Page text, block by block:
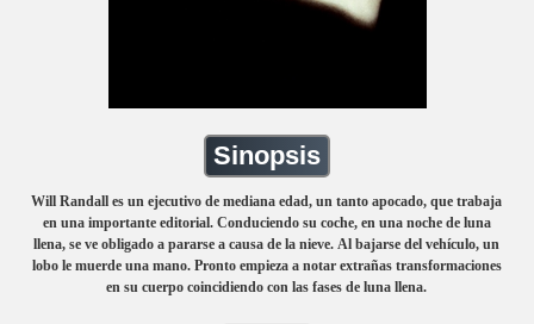
Sinopsis
Will Randall es un ejecutivo de mediana edad, un tanto apocado, que trabaja
en una importante editorial. Conduciendo su coche, en una noche de luna
llena, se ve obligado a pararse a causa de la nieve. Al bajarse del vehículo, un
lobo le muerde una mano. Pronto empieza a notar extrañas transformaciones
en su cuerpo coincidiendo con las fases de luna llena.